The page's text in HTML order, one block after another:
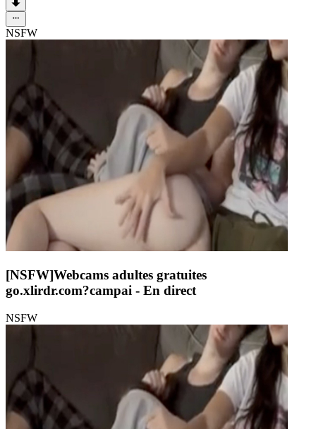
NSFW
[NSFW]Webcams adultes gratuites
go.xlirdr.com?campai - En direct
NSFW